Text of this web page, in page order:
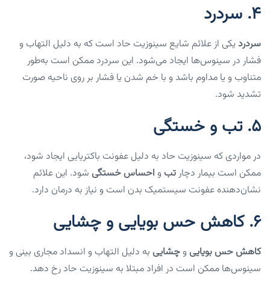
4. سردرد
سردرد یکی از علائم شایع سینوزیت حاد است که به دلیل التهاب و
فشار در سینوس‌ها ایجاد می‌شود. این سردرد ممکن است به‌طور
متناوب و یا مداوم باشد و با خم شدن یا فشار بر روی ناحیه صورت
تشدید شود.
5. تب و خستگی
در مواردی که سینوزیت حاد به دلیل عفونت باکتریایی ایجاد شود،
ممکن است بیمار دچارتب و احساس خستگی شود. این علائم
نشان‌دهنده عفونت سیستمیک بدن است و نیاز به درمان دارد.
6. کاهش حس بویایی و چشایی
کاهش حس بویایی و چشایی به دلیل التهاب و انسداد مجاری بینی و
سینوس‌ها ممکن است در افراد مبتلا به سینوزیت حاد رخ دهد.